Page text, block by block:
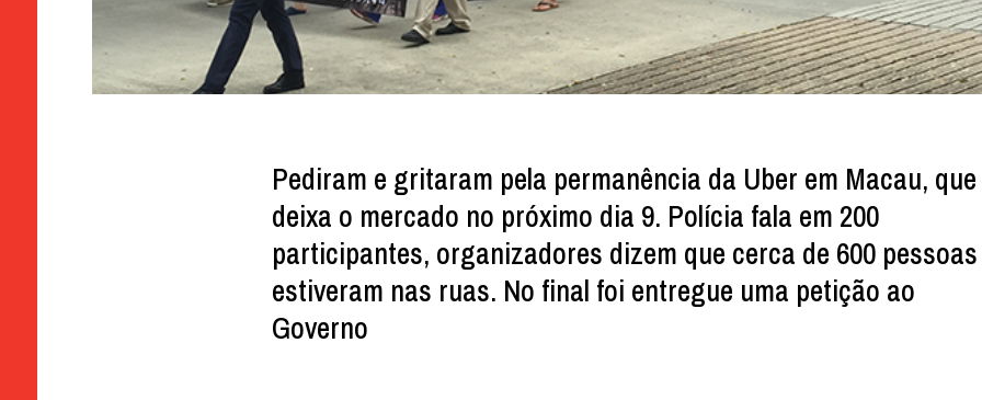
Pediram e gritaram pela permanência da Uber em Macau, que
deixa o mercado no próximo dia 9. Polícia fala em 200
participantes, organizadores dizem que cerca de 600 pessoas
estiveram nas ruas. No final foi entregue uma petição ao
Governo